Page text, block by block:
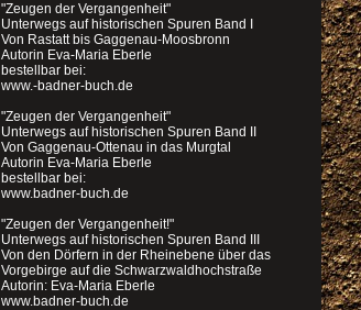
"Zeugen der Vergangenheit"
Unterwegs auf historischen Spuren Band I
Von Rastatt bis Gaggenau-Moosbronn
Autorin Eva-Maria Eberle
bestellbar bei:
www.-badner-buch.de
"Zeugen der Vergangenheit"
Unterwegs auf historischen Spuren Band II
Von Gaggenau-Ottenau in das Murgtal
Autorin Eva-Maria Eberle
bestellbar bei:
www.badner-buch.de
"Zeugen der Vergangenheit!"
Unterwegs auf historischen Spuren Band III
Von den Dörfern in der Rheinebene über das
Vorgebirge auf die Schwarzwaldhochstraße
Autorin: Eva-Maria Eberle
www.badner-buch.de